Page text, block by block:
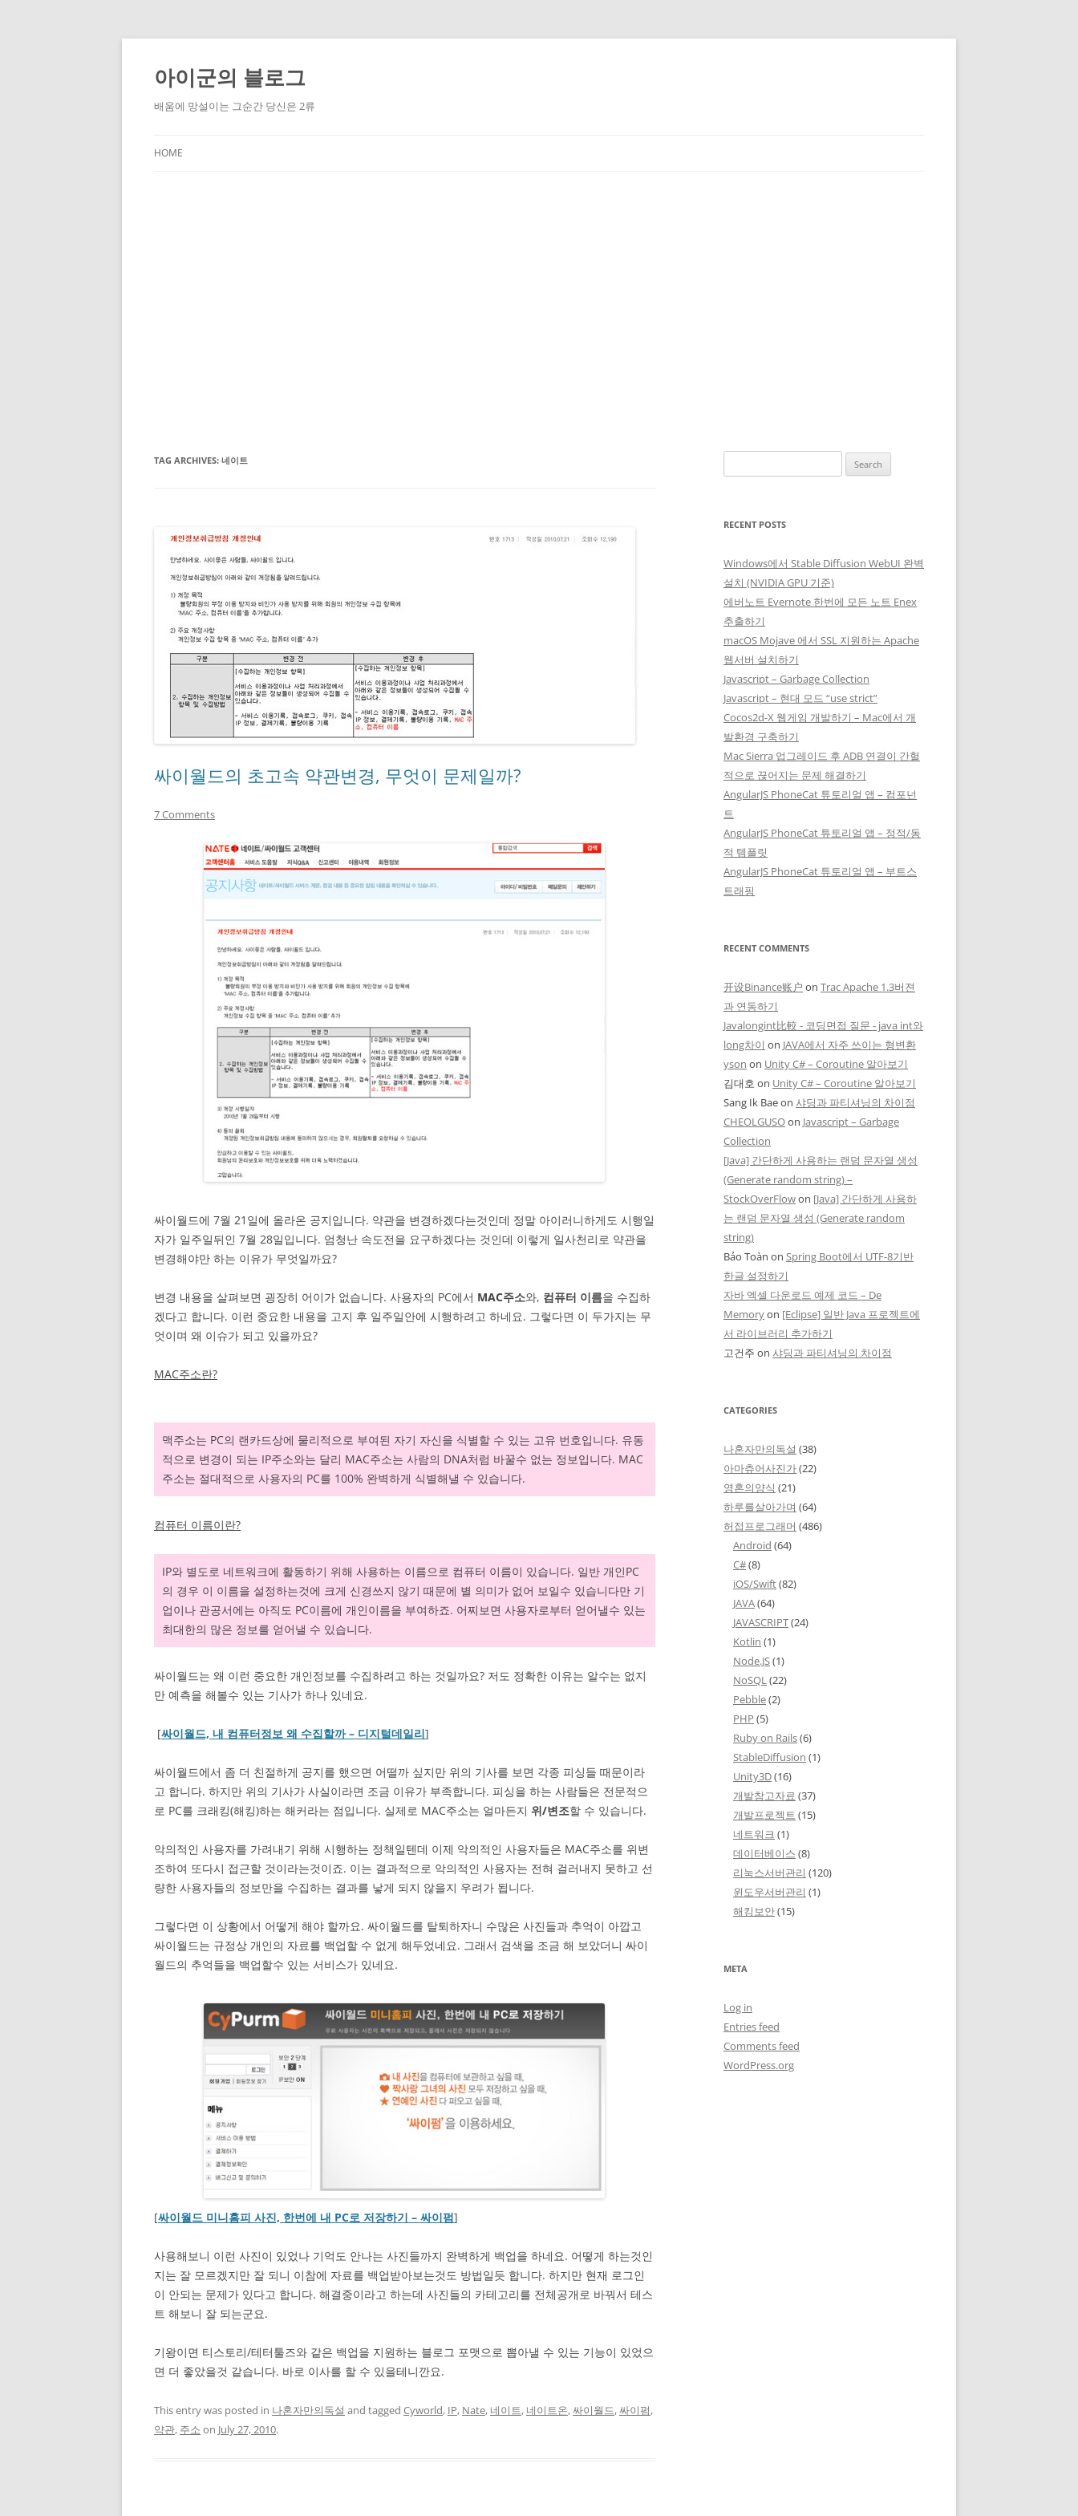
Skip
content
아이군의 블로그
배움에 망설이는 그순간 당신은 2류
HOME
TAG ARCHIVES: 네이트
싸이월드의 초고속 약관변경, 무엇이 문제일까?
7 Comments
싸이월드에 7월 21일에 올라온 공지입니다. 약관을 변경하겠다는것인데 정말 아이러니하게도 시행일
자가 일주일뒤인 7월 28일입니다. 엄청난 속도전을 요구하겠다는 것인데 이렇게 일사천리로 약관을
변경해야만 하는 이유가 무엇일까요?
변경 내용을 살펴보면 굉장히 어이가 없습니다. 사용자의 PC에서 MAC주소와, 컴퓨터 이름을 수집하
겠다고 합니다. 이런 중요한 내용을 고지 후 일주일안에 시행하려고 하네요. 그렇다면 이 두가지는 무
엇이며 왜 이슈가 되고 있을까요?
MAC주소란?
맥주소는 PC의 랜카드상에 물리적으로 부여된 자기 자신을 식별할 수 있는 고유 번호입니다. 유동
적으로 변경이 되는 IP주소와는 달리 MAC주소는 사람의 DNA처럼 바꿀수 없는 정보입니다. MAC
주소는 절대적으로 사용자의 PC를 100% 완벽하게 식별해낼 수 있습니다.
컴퓨터 이름이란?
IP와 별도로 네트워크에 활동하기 위해 사용하는 이름으로 컴퓨터 이름이 있습니다. 일반 개인PC
의 경우 이 이름을 설정하는것에 크게 신경쓰지 않기 때문에 별 의미가 없어 보일수 있습니다만 기
업이나 관공서에는 아직도 PC이름에 개인이름을 부여하죠. 어찌보면 사용자로부터 얻어낼수 있는
최대한의 많은 정보를 얻어낼 수 있습니다.
싸이월드는 왜 이런 중요한 개인정보를 수집하려고 하는 것일까요? 저도 정확한 이유는 알수는 없지
만 예측을 해볼수 있는 기사가 하나 있네요.
[싸이월드, 내 컴퓨터정보 왜 수집할까 – 디지털데일리]
싸이월드에서 좀 더 친절하게 공지를 했으면 어떨까 싶지만 위의 기사를 보면 각종 피싱들 때문이라
고 합니다. 하지만 위의 기사가 사실이라면 조금 이유가 부족합니다. 피싱을 하는 사람들은 전문적으
로 PC를 크래킹(해킹)하는 해커라는 점입니다. 실제로 MAC주소는 얼마든지 위/변조할 수 있습니다.
악의적인 사용자를 가려내기 위해 시행하는 정책일텐데 이제 악의적인 사용자들은 MAC주소를 위변
조하여 또다시 접근할 것이라는것이죠. 이는 결과적으로 악의적인 사용자는 전혀 걸러내지 못하고 선
량한 사용자들의 정보만을 수집하는 결과를 낳게 되지 않을지 우려가 됩니다.
그렇다면 이 상황에서 어떻게 해야 할까요. 싸이월드를 탈퇴하자니 수많은 사진들과 추억이 아깝고
싸이월드는 규정상 개인의 자료를 백업할 수 없게 해두었네요. 그래서 검색을 조금 해 보았더니 싸이
월드의 추억들을 백업할수 있는 서비스가 있네요.
[싸이월드 미니홈피 사진, 한번에 내 PC로 저장하기 – 싸이펌]
사용해보니 이런 사진이 있었나 기억도 안나는 사진들까지 완벽하게 백업을 하네요. 어떻게 하는것인
지는 잘 모르겠지만 잘 되니 이참에 자료를 백업받아보는것도 방법일듯 합니다. 하지만 현재 로그인
이 안되는 문제가 있다고 합니다. 해결중이라고 하는데 사진들의 카테고리를 전체공개로 바꿔서 테스
트 해보니 잘 되는군요.
기왕이면 티스토리/테터툴즈와 같은 백업을 지원하는 블로그 포맷으로 뽑아낼 수 있는 기능이 있었으
면 더 좋았을것 같습니다. 바로 이사를 할 수 있을테니깐요.
This entry was posted in 나혼자만의독설 and tagged Cyworld, IP, Nate, 네이트, 네이트온,싸이월드,싸이펌,
약관, 주소 on July 27, 2010.
for:
RECENT POSTS
Windows에서 Stable Diffusion WebUI 완벽
설치 (NVIDIA GPU 기준)
에버노트 Evernote 한번에 모든 노트 Enex
추출하기
macOS Mojave 에서 SSL 지원하는 Apache
웹서버 설치하기
Javascript – Garbage Collection
Javascript – 현대 모드 “use strict”
Cocos2d-X 웹게임 개발하기 – Mac에서 개
발환경 구축하기
Mac Sierra 업그레이드 후 ADB 연결이 간헐
적으로 끊어지는 문제 해결하기
AngularJS PhoneCat 튜토리얼 앱 – 컴포넌
트
AngularJS PhoneCat 튜토리얼 앱 – 정적/동
적 템플릿
AngularJS PhoneCat 튜토리얼 앱 – 부트스
트래핑
RECENT COMMENTS
开设Binance账户 on Trac Apache 1.3버젼
과 연동하기
Javalongint比較 - 코딩면접 질문 - java int와
long차이 on JAVA에서 자주 쓰이는 형변환
yson on Unity C# – Coroutine 알아보기
김대호 on Unity C# – Coroutine 알아보기
Sang Ik Baeon 샤딩과 파티셔닝의 차이점
CHEOLGUSOon Javascript – Garbage
Collection
[Java] 간단하게 사용하는 랜덤 문자열 생성
(Generate random string) –
StockOverFlowon [Java] 간단하게 사용하
는 랜덤 문자열 생성 (Generate random
string)
Bảo Toàn on Spring Boot에서 UTF-8기반
한글 설정하기
자바 엑셀 다운로드 예제 코드 – De
Memoryon [Eclipse] 일반 Java 프로젝트에
서 라이브러리 추가하기
고건주 on 샤딩과 파티셔닝의 차이점
CATEGORIES
나혼자만의독설 (38)
아마츄어사진가(22)
영혼의양식 (21)
하루를살아가며 (64)
허접프로그래머 (486)
Android (64)
C#(8)
iOS/Swift(82)
JAVA(64)
JAVASCRIPT(24)
Kotlin (1)
Node.JS(1)
NoSQL(22)
Pebble(2)
PHP (5)
Ruby on Rails(6)
StableDiffusion (1)
Unity3D(16)
개발참고자료 (37)
개발프로젝트 (15)
네트워크 (1)
데이터베이스 (8)
리눅스서버관리 (120)
윈도우서버관리 (1)
해킹보안(15)
META
Log in
Entries feed
Comments feed
WordPress.org